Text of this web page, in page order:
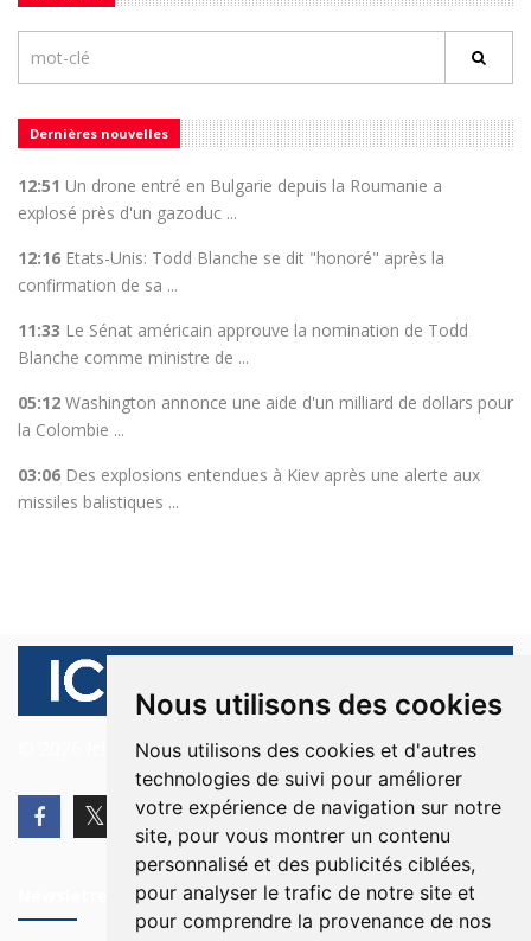
Nous utilisons des cookies
Nous utilisons des cookies et d'autres
technologies de suivi pour améliorer
votre expérience de navigation sur notre
site, pour vous montrer un contenu
personnalisé et des publicités ciblées,
pour analyser le trafic de notre site et
pour comprendre la provenance de nos
Dernières nouvelles
12:51 Un drone entré en Bulgarie depuis la Roumanie a
explosé près d'un gazoduc ...
12:16 Etats-Unis: Todd Blanche se dit "honoré" après la
confirmation de sa ...
11:33 Le Sénat américain approuve la nomination de Todd
Blanche comme ministre de ...
05:12 Washington annonce une aide d'un milliard de dollars pour
la Colombie ...
03:06 Des explosions entendues à Kiev après une alerte aux
missiles balistiques ...
© 2026 Ici Beyrouth. Tous les droits sont réservés.